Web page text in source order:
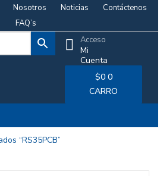
Nosotros Noticias
Contáctenos
FAQ’s
Acceso
Mi
Cuenta
$0 0
CARRO
“RS35PCB”